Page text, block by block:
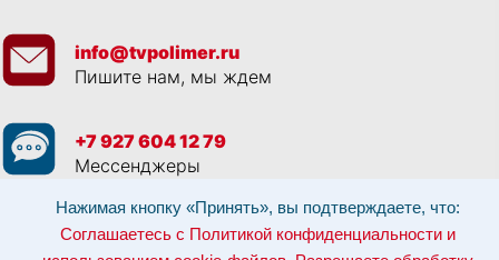
Нажимая кнопку «Принять», вы подтверждаете, что:
Соглашаетесь с Политикой конфиденциальности и
info@tvpolimer.ru
Пишите нам, мы ждем
+7 927 604 12 79
Мессенджеры
Политикой конфиденциальности и использованием cookie-файлов,